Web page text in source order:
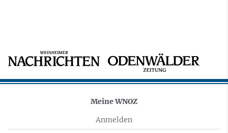
Meine WNOZ
Anmelden